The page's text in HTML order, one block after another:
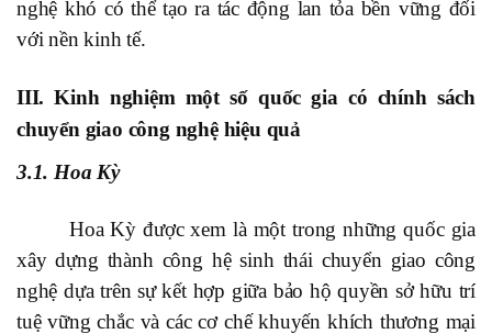
nghệ khó có thể tạo ra tác động lan tỏa bền vững đối
với nền kinh tế.
III. Kinh nghiệm một số quốc gia có chính sách
chuyển giao công nghệ hiệu quả
3.1. Hoa Kỳ
Hoa Kỳ được xem là một trong những quốc gia
xây dựng thành công hệ sinh thái chuyển giao công
nghệ dựa trên sự kết hợp giữa bảo hộ quyền sở hữu trí
tuệ vững chắc và các cơ chế khuyến khích thương mại